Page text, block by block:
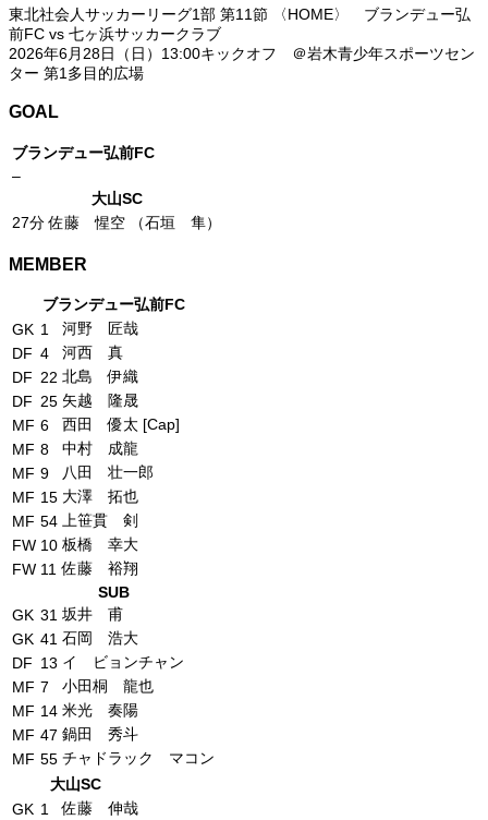
東北社会人サッカーリーグ1部 第11節 〈HOME〉 ブランデュー弘
前FC vs 七ヶ浜サッカークラブ
2026年6月28日（日）13:00キックオフ ＠岩木青少年スポーツセン
ター 第1多目的広場
GOAL
ブランデュー弘前FC
–
大山SC
27分 佐藤 惺空 （石垣 隼）
MEMBER
ブランデュー弘前FC
GK 1
河野 匠哉
DF 4
河西 真
DF 22 北島 伊織
DF 25 矢越 隆晟
MF 6
西田 優太 [Cap]
MF 8
中村 成龍
MF 9
八田 壮一郎
MF 15 大澤 拓也
MF 54 上笹貫 剣
FW 10 板橋 幸大
FW 11 佐藤 裕翔
SUB
GK 31 坂井 甫
GK 41 石岡 浩大
DF 13 イ ビョンチャン
MF 7
小田桐 龍也
MF 14 米光 奏陽
MF 47 鍋田 秀斗
MF 55 チャドラック マコン
大山SC
GK 1
佐藤 伸哉